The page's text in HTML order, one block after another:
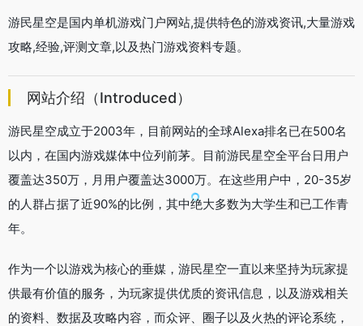
游民星空是国内单机游戏门户网站,提供特色的游戏资讯,大量游戏
攻略,经验,评测文章,以及热门游戏资料专题。
网站介绍（Introduced）
游民星空成立于2003年，目前网站的全球Alexa排名已在500名
以内，在国内游戏媒体中位列前茅。目前游民星空全平台日用户
覆盖达350万，月用户覆盖达3000万。在这些用户中，20-35岁
的人群占据了近90%的比例，其中绝大多数为大学生和已工作青
年。
作为一个以游戏为核心的垂媒，游民星空一直以来坚持为玩家提
供最有价值的服务，为玩家提供优质的资讯信息，以及游戏相关
的资料、数据及攻略内容，而众评、圈子以及火热的评论系统，